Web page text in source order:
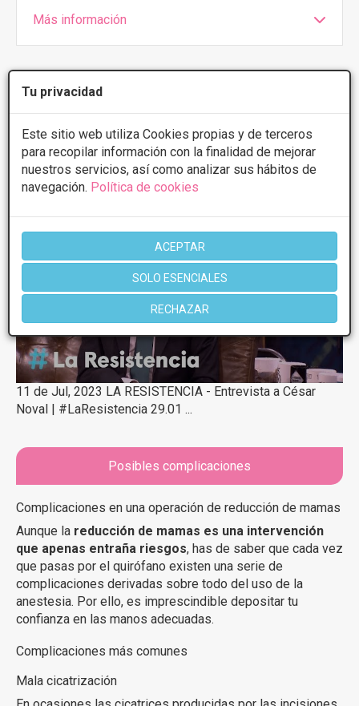
Tu privacidad
Este sitio web utiliza Cookies propias y de terceros
para recopilar información con la finalidad de mejorar
nuestros servicios, así como analizar sus hábitos de
navegación. Política de cookies
ACEPTAR
SOLO ESENCIALES
RECHAZAR
Más información
VideosReducción de pecho
11 de Jul, 2023 LA RESISTENCIA - Entrevista a César
Noval | #LaResistencia 29.01 ...
Posibles complicaciones
Complicaciones en una operación de reducción de mamas
Aunque la reducción de mamas es una intervención
que apenas entraña riesgos, has de saber que cada vez
que pasas por el quirófano existen una serie de
complicaciones derivadas sobre todo del uso de la
anestesia. Por ello, es imprescindible depositar tu
confianza en las manos adecuadas.
Complicaciones más comunes
Mala cicatrización